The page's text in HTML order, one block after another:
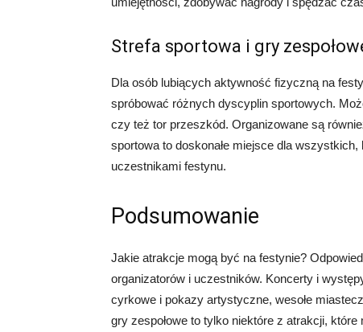
Strefa sportowa i gry
Dla osób lubiących aktywność fizyczną na
spróbować różnych dyscyplin sportowych.
czy też tor przeszkód. Organizowane są
sportowa to doskonałe miejsce dla
uczestnikami festynu.
Podsumowanie
Jakie atrakcje mogą być na festynie?
organizatorów i uczestników. Koncerty i
cyrkowe i pokazy artystyczne, wesołe
gry zespołowe to tylko niektóre z atrakcji,